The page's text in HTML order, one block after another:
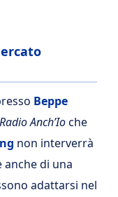
Beppe
Radio Anch’Ioche
non interverrà
di una
adattarsi nel